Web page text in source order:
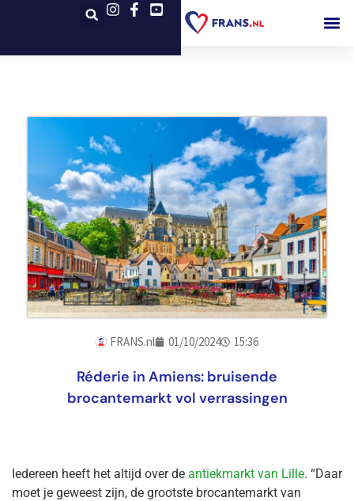
FRANS.nl 01/10/2024 15:36
Réderie in Amiens: bruisende
brocantemarkt vol verrassingen
Iedereen heeft het altijd over de antiekmarkt van Lille. “Daar
moet je geweest zijn, de grootste brocantemarkt van